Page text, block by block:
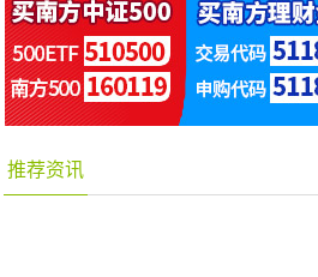
推荐资讯